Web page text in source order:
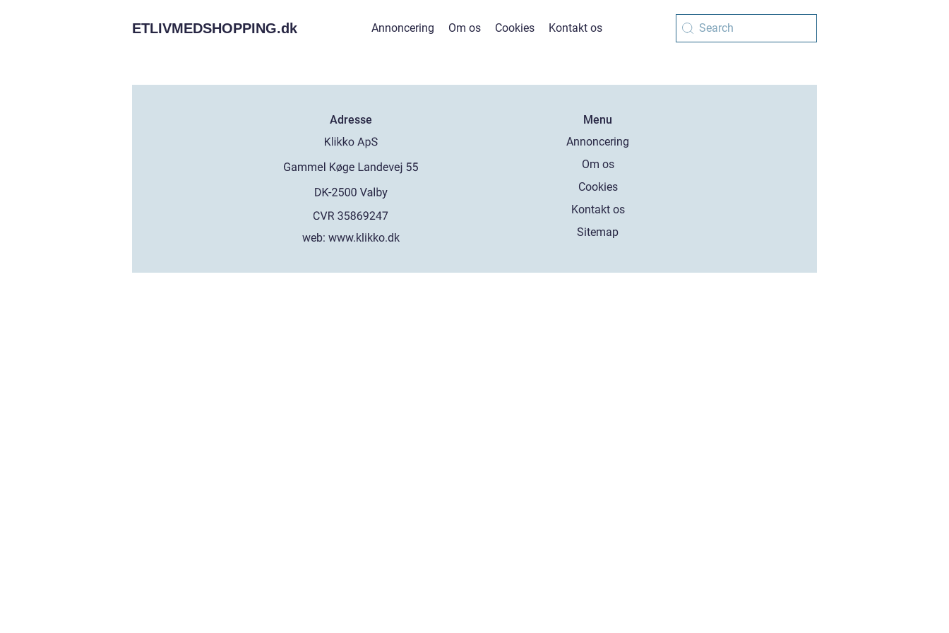
ETLIVMEDSHOPPING.dk Annoncering Om os Cookies Kontakt os
Adresse
web:www.klikko.dk
Menu
Annoncering
Om os
Cookies
Kontakt os
Sitemap